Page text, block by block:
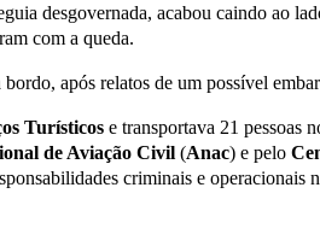
desgovernada, acabou caindo ao
com a queda.
após relatos de um possível
Turísticos e transportava 21 pessoas
de Aviação Civil (Anac) e pelo
criminais e operacionais